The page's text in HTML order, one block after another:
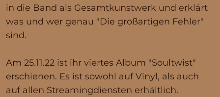
in die Band als Gesamtkunstwerk und erklärt
was und wer genau "Die großartigen Fehler"
sind.
Am 25.11.22 ist ihr viertes Album "Soultwist"
erschienen. Es ist sowohl auf Vinyl, als auch
auf allen Streamingdiensten erhältlich.